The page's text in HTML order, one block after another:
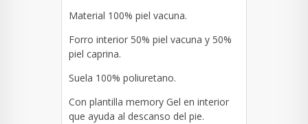
Material 100% piel vacuna.
Forro interior 50% piel vacuna y 50%
piel caprina.
Suela 100% poliuretano.
Con plantilla memory Gel en interior
que ayuda al descanso del pie.